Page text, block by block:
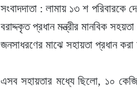
সংবাদদাতা : লামায় ১৩ শ পরিবারকে
বরাদ্দকৃত প্রধান মন্ত্রীর মানবিক
জনসাধরণের মাঝে সহায়তা প্রধান
এসব সহায়তার মধ্যে ছিলো, ১০